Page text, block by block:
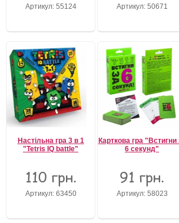
Артикул: 55124 Артикул: 50671
Настільна гра 3 в 1
"Tetris IQ battle"
110 грн.
Артикул: 63450
Карткова гра "Встигни
6 секунд"
91 грн.
Артикул: 58023